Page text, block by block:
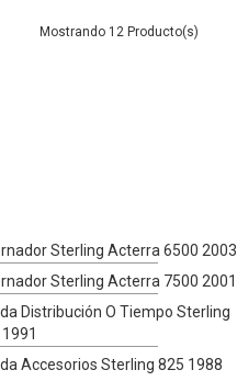
12
Sterling Acterra 6500 2003
Sterling Acterra 7500 2001
Distribución O Tiempo Sterling
Accesorios Sterling 825 1988